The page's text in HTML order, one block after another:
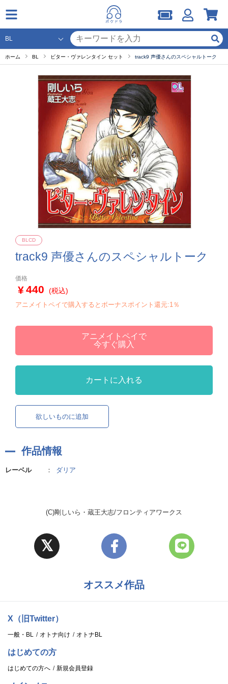
ホーム BL ビター・ヴァレンタイン セット track9 声優さんのスペシャルトーク
track9 声優さんのスペシャルトーク
BLCD
価格
440 (税込)
アニメイトペイで購入するとボーナスポイント還元:1％
アニメイトペイで
今すぐ購入
カートに入れる
欲しいものに追加
作品情報
レーベル ： ダリア
(C)剛しいら・蔵王大志/フロンティアワークス
オススメ作品
X（旧Twitter）
一般・BL オトナ向け オトナBL
はじめての方
はじめての方へ 新規会員登録